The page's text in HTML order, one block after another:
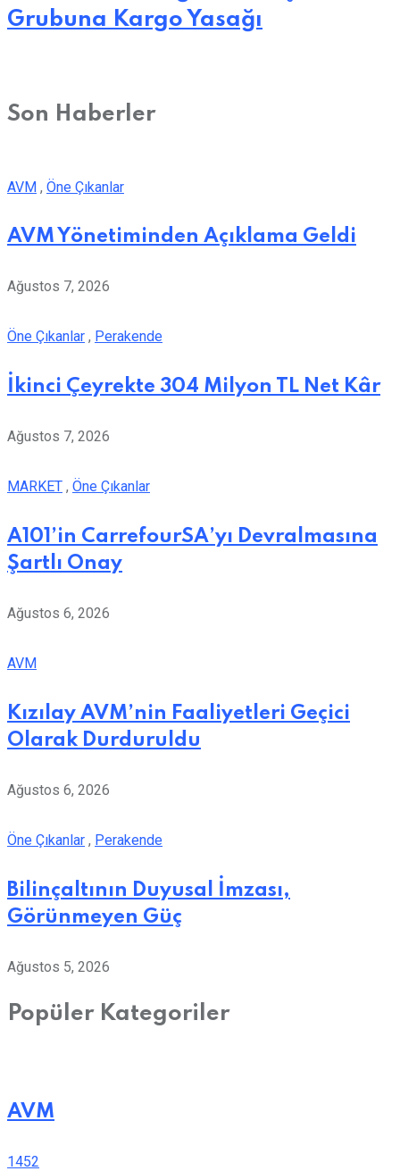
Grubuna Kargo Yasağı
Son Haberler
AVM , Öne Çıkanlar
AVM Yönetiminden Açıklama Geldi
Ağustos 7, 2026
Öne Çıkanlar , Perakende
İkinci Çeyrekte 304 Milyon TL Net Kâr
Ağustos 7, 2026
MARKET , Öne Çıkanlar
A101’in CarrefourSA’yı Devralmasına
Şartlı Onay
Ağustos 6, 2026
AVM
Kızılay AVM’nin Faaliyetleri Geçici
Olarak Durduruldu
Ağustos 6, 2026
Öne Çıkanlar , Perakende
Bilinçaltının Duyusal İmzası,
Görünmeyen Güç
Ağustos 5, 2026
Popüler Kategoriler
AVM
1452